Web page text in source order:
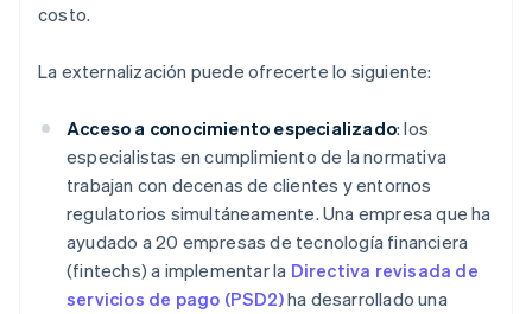
costo.
La externalización puede ofrecerte lo siguiente:
Acceso a conocimiento especializado: los
especialistas en cumplimiento de la normativa
trabajan con decenas de clientes y entornos
regulatorios simultáneamente. Una empresa que ha
ayudado a 20 empresas de tecnología financiera
(fintechs) a implementar la Directiva revisada de
servicios de pago (PSD2)ha desarrollado una